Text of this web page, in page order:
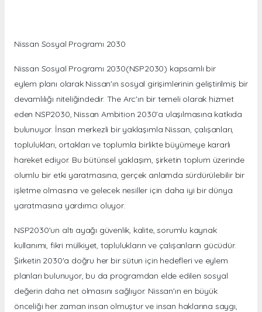
Nissan Sosyal Programı 2030
Nissan Sosyal Programı 2030(NSP2030) kapsamlı bir
eylem planı olarak Nissan'ın sosyal girişimlerinin geliştirilmiş bir
devamlılığı niteliğindedir. The Arc'ın bir temeli olarak hizmet
eden NSP2030, Nissan Ambition 2030'a ulaşılmasına katkıda
bulunuyor. İnsan merkezli bir yaklaşımla Nissan, çalışanları,
toplulukları, ortakları ve toplumla birlikte büyümeye kararlı
hareket ediyor. Bu bütünsel yaklaşım, şirketin toplum üzerinde
olumlu bir etki yaratmasına, gerçek anlamda sürdürülebilir bir
işletme olmasına ve gelecek nesiller için daha iyi bir dünya
yaratmasına yardımcı oluyor.
NSP2030'un altı ayağı güvenlik, kalite, sorumlu kaynak
kullanımı, fikri mülkiyet, toplulukların ve çalışanların gücüdür.
Şirketin 2030'a doğru her bir sütun için hedefleri ve eylem
planları bulunuyor, bu da programdan elde edilen sosyal
değerin daha net olmasını sağlıyor. Nissan'ın en büyük
önceliği her zaman insan olmuştur ve insan haklarına saygı,